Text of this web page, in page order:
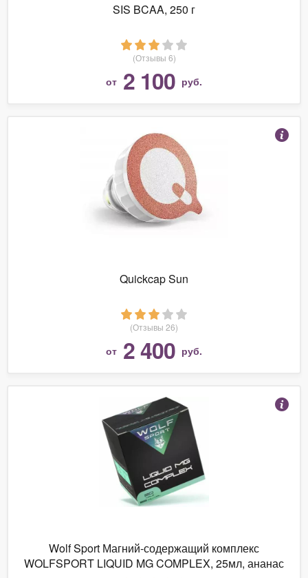
SIS BCAA, 250 г
(Отзывы 6)
от 2 100 руб.
Quickcap Sun
(Отзывы 26)
от 2 400 руб.
Wolf Sport Магний-содержащий комплекс
WOLFSPORT LIQUID MG COMPLEX, 25мл, ананас